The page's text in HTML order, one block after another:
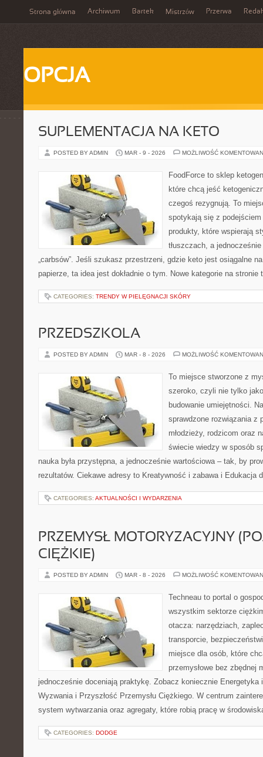
Strona główna Archiwum Bartek Mistrzów Przerwa
OPCJA
SUPLEMENTACJA NA KETO
POSTED BY ADMIN MAR - 9 - 2026 MOŻLIWOŚĆ
FoodForce to sklep
które chcą jeść
czegoś rezygnują. To
spotykają się z
produkty, które wspierają
tłuszczach, a
„carbsów”. Jeśli szukasz przestrzeni, gdzie keto jest osiągalne
papierze, ta idea jest dokładnie o tym. Nowe kategorie na
CATEGORIES: TRENDY W PIELĘGNACJI SKÓRY
PRZEDSZKOLA
POSTED BY ADMIN MAR - 8 - 2026 MOŻLIWOŚĆ
To miejsce stworzone z
szeroko, czyli nie tylko
budowanie umiejętności.
sprawdzone rozwiązania z
młodzieży, rodzicom oraz
świecie wiedzy w sposób
nauka była przystępna, a jednocześnie wartościowa – tak, by
rezultatów. Ciekawe adresy to Kreatywność i zabawa i Edukacja
CATEGORIES: AKTUALNOŚCI I WYDARZENIA
PRZEMYSŁ MOTORYZACYJNY
CIĘŻKIE)
POSTED BY ADMIN MAR - 8 - 2026 MOŻLIWOŚĆ
Techneau to portal o
wszystkim sektorze
otacza: narzędziach,
transporcie,
miejsce dla osób, które
przemysłowe bez zbędnej
jednocześnie doceniają praktykę. Zobacz koniecznie Energetyka
Wyzwania i Przyszłość Przemysłu Ciężkiego. W centrum
system wytwarzania oraz agregaty, które robią pracę w
CATEGORIES: DODGE